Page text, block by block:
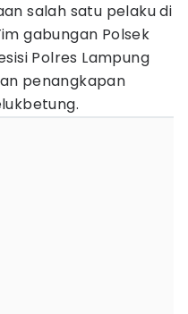
salah satu pelaku di
gabungan Polsek
Polres Lampung
penangkapan